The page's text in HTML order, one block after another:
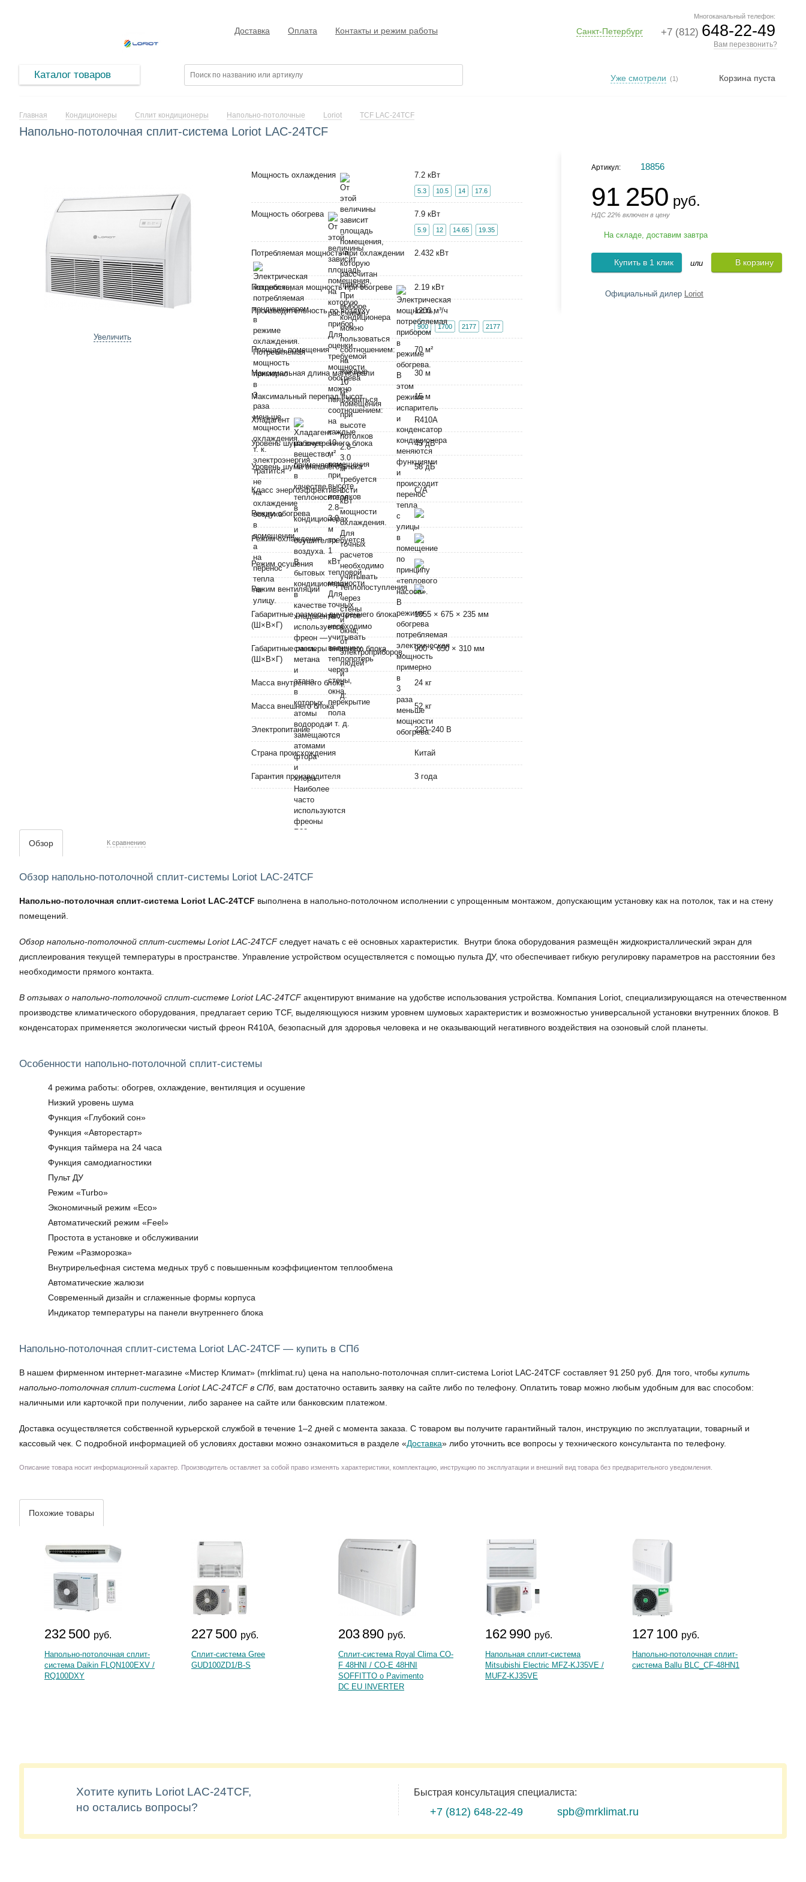
Многоканальный телефон:
+7 (812) 648-22-49
Вам перезвонить?
Санкт-Петербург
Доставка Оплата Контакты и режим работы
Каталог товаров Корзина пуста
Уже смотрели (1)
Главная Кондиционеры Сплит кондиционеры Напольно-потолочные Loriot TCF LAC-24TCF
Напольно-потолочная сплит-система Loriot LAC-24TCF
Увеличить
Мощность охлаждения 7.2 кВт
5.3 10.5 14 17.6
Мощность обогрева 7.9 кВт
5.9 12 14.65 19.35
Потребляемая мощность при охлаждении 2.432 кВт
Потребляемая мощность при обогреве 2.19 кВт
Производительность по воздуху 1200 м³/ч
900 1700 2177 2177
Площадь помещения 70 м²
Максимальная длина магистрали 30 м
Максимальный перепад высот 15 м
Хладагент R410A
Уровень шума внутреннего блока 45 дБ
Уровень шума внешнего блока 58 дБ
Класс энергоэффективности C/A
Режим обогрева
Режим охлаждения
Режим осушения
Режим вентиляции
Габаритные размеры внутреннего блока
(Ш×В×Г)
1055 × 675 × 235 мм
Габаритные размеры внешнего блока
(Ш×В×Г)
900 × 650 × 310 мм
Масса внутреннего блока 24 кг
Масса внешнего блока 52 кг
Электропитание 220–240 В
Страна происхождения Китай
Гарантия производителя 3 года
Артикул: 18856
91 250 руб.
НДС 22% включен в цену
На складе, доставим завтра
Купить в 1 клик или В корзину
Официальный дилер Loriot
Обзор К сравнению
Обзор напольно-потолочной сплит-системы Loriot LAC-24TCF
Напольно-потолочная сплит-система Loriot LAC-24TCF выполнена в напольно-потолочном исполнении с упрощенным монтажом, допускающим установку как на потолок, так и на стену
помещений.
Обзор напольно-потолочной сплит-системы Loriot LAC-24TCF следует начать с её основных характеристик. Внутри блока оборудования размещён жидкокристаллический экран для
дисплеирования текущей температуры в пространстве. Управление устройством осуществляется с помощью пульта ДУ, что обеспечивает гибкую регулировку параметров на расстоянии без
необходимости прямого контакта.
В отзывах о напольно-потолочной сплит-системе Loriot LAC-24TCFакцентируют внимание на удобстве использования устройства. Компания Loriot, специализирующаяся на отечественном
производстве климатического оборудования, предлагает серию TCF, выделяющуюся низким уровнем шумовых характеристик и возможностью универсальной установки внутренних блоков. В
конденсаторах применяется экологически чистый фреон R410A, безопасный для здоровья человека и не оказывающий негативного воздействия на озоновый слой планеты.
Особенности напольно-потолочной сплит-системы
4 режима работы: обогрев, охлаждение, вентиляция и осушение
Низкий уровень шума
Функция «Глубокий сон»
Функция «Авторестарт»
Функция таймера на 24 часа
Функция самодиагностики
Пульт ДУ
Режим «Turbo»
Экономичный режим «Eco»
Автоматический режим «Feel»
Простота в установке и обслуживании
Режим «Разморозка»
Внутрирельефная система медных труб с повышенным коэффициентом теплообмена
Автоматические жалюзи
Современный дизайн и сглаженные формы корпуса
Индикатор температуры на панели внутреннего блока
Напольно-потолочная сплит-система Loriot LAC-24TCF — купить в СПб
В нашем фирменном интернет-магазине «Мистер Климат» (mrklimat.ru) цена на напольно-потолочная сплит-система Loriot LAC-24TCF составляет 91 250 руб. Для того, чтобы купить
напольно-потолочная сплит-система Loriot LAC-24TCF в СПб, вам достаточно оставить заявку на сайте либо по телефону. Оплатить товар можно любым удобным для вас способом:
наличными или карточкой при получении, либо заранее на сайте или банковским платежом.
Доставка осуществляется собственной курьерской службой в течение 1–2 дней с момента заказа. С товаром вы получите гарантийный талон, инструкцию по эксплуатации, товарный и
кассовый чек. С подробной информацией об условиях доставки можно ознакомиться в разделе «Доставка» либо уточнить все вопросы у технического консультанта по телефону.
Описание товара носит информационный характер. Производитель оставляет за собой право изменять характеристики, комплектацию, инструкцию по эксплуатации и внешний вид товара без предварительного уведомления.
Похожие товары
232 500 руб.
Напольно-потолочная сплит-
система Daikin FLQN100EXV /
RQ100DXY
227 500 руб.
Сплит-система Gree
GUD100ZD1/B-S
203 890 руб.
Сплит-система Royal Clima CO-
F 48HNI / CO-E 48HNI
SOFFITTO o Pavimento
DC EU INVERTER
162 990 руб.
Напольная сплит-система
Mitsubishi Electric MFZ-KJ35VE /
MUFZ-KJ35VE
127 100 руб.
Напольно-потолочная сплит-
система Ballu BLC_CF-48HN1
Хотите купить Loriot LAC-24TCF,
но остались вопросы?
Быстрая консультация специалиста:
+7 (812) 648-22-49 spb@mrklimat.ru